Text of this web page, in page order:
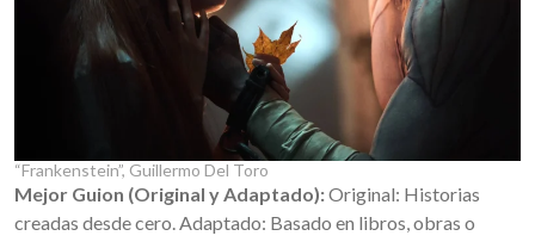
“Frankenstein”, Guillermo Del Toro
Mejor Guion (Original y Adaptado):Original: Historias
creadas desde cero. Adaptado: Basado en libros, obras o